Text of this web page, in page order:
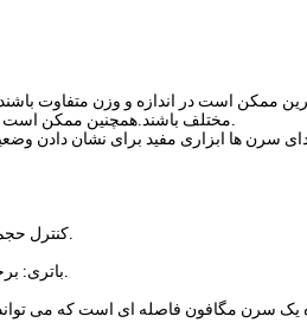
ممکن است در اندازه و وزن متفاوت
مختلف باشند.همچنین ممکن است از نظر دوام و مقاومت در برابر آب و هوا متفاوت باشد، بسته به مدل خاص و استفاده مورد نظر.
سرن ها ابزاری مفید برای نشان دادن
کنترل حجم: کنترل حجم به کاربر اجازه می دهد تا صدای مگافون را متناسب با محیط و مخاطبان تنظیم کند.
باتری: برخی از مگافون های سرن با باتری کار می کنند، که باعث حمل و نقل و استفاده آسان تر می شود.
یک سرن مگافون فاصله ای است که می